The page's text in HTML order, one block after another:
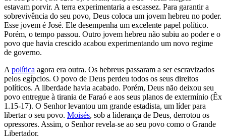
estavam porvir. A terra experimentaria a es­cassez. Para garantir a
sobrevivência do seu povo, Deus coloca um jovem hebreu no poder.
Esse jovem é José. Ele desempenha um excelente papel político.
Porém, o tempo passou. Outro jovem hebreu não subiu ao poder e o
povo que havia crescido acabou experimentando um novo regime
de governo.
A política agora era outra. Os hebreus passaram a ser escravizados
pelos egípcios. O povo de Deus perdeu todos os seus direitos
políticos. A liberdade havia acabado. Porém, Deus não deixou seu
povo entregue à tirania de Faraó e aos seus planos de extermínio (Êx
1.15-17). O Senhor levantou um grande estadista, um líder para
libertar o seu povo. Moisés, sob a liderança de Deus, derrotou os
opressores. Assim, o Senhor revela-se ao seu povo como o Grande
Libertador.